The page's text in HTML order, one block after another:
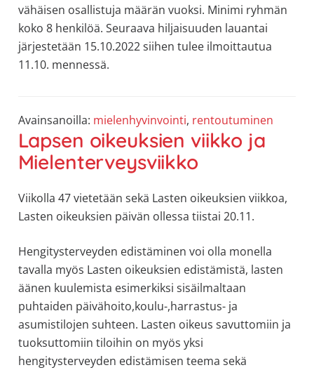
vähäisen osallistuja määrän vuoksi. Minimi ryhmän
koko 8 henkilöä. Seuraava hiljaisuuden lauantai
järjestetään 15.10.2022 siihen tulee ilmoittautua
11.10. mennessä.
Avainsanoilla: mielenhyvinvointi, rentoutuminen
Lapsen oikeuksien viikko ja
Mielenterveysviikko
Viikolla 47 vietetään sekä Lasten oikeuksien viikkoa,
Lasten oikeuksien päivän ollessa tiistai 20.11.
Hengitysterveyden edistäminen voi olla monella
tavalla myös Lasten oikeuksien edistämistä, lasten
äänen kuulemista esimerkiksi sisäilmaltaan
puhtaiden päivähoito,koulu-,harrastus- ja
asumistilojen suhteen. Lasten oikeus savuttomiin ja
tuoksuttomiin tiloihin on myös yksi
hengitysterveyden edistämisen teema sekä